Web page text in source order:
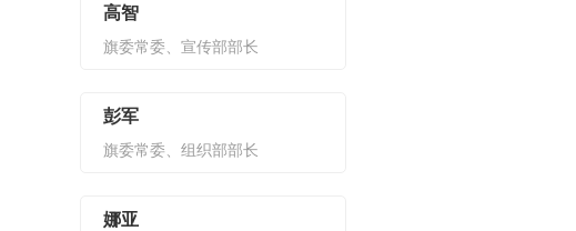
高智
旗委常委、宣传部部长
彭军
旗委常委、组织部部长
娜亚